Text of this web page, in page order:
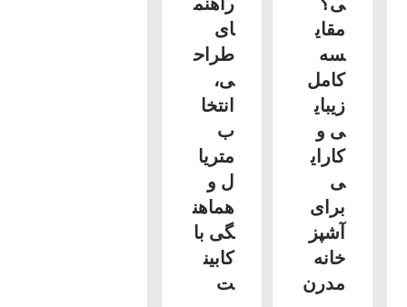
مقای
سه
کامل
زیبای
ی و
کارای
ی
برای
آشپز
خانه
مدرن
ای
طراح
ی،
انتخا
ب
متریا
ل و
هماهن
گی با
کابین
ت